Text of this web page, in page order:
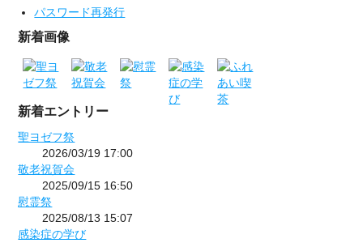
パスワード再発行
新着画像
新着エントリー
聖ヨゼフ祭
2026/03/19 17:00
敬老祝賀会
2025/09/15 16:50
慰霊祭
2025/08/13 15:07
感染症の学び